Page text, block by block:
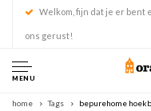
Welkom, fijn dat je er bent
ons gerust!
MENU
home Tags bepurehome